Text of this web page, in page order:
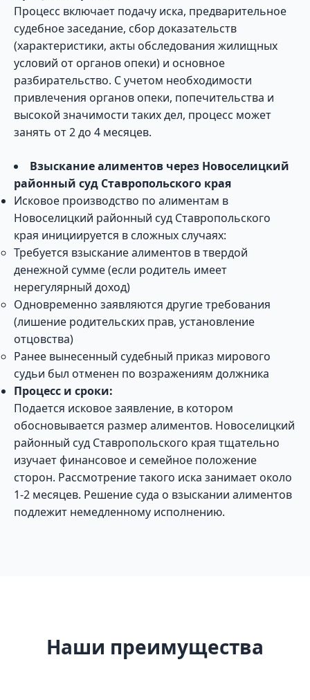
Процесс включает подачу иска, предварительное
судебное заседание, сбор доказательств
(характеристики, акты обследования жилищных
условий от органов опеки) и основное
разбирательство. С учетом необходимости
привлечения органов опеки, попечительства и
высокой значимости таких дел, процесс может
занять от 2 до 4 месяцев.
Взыскание алиментов через Новоселицкий
районный суд Ставропольского края
Исковое производство по алиментам в
Новоселицкий районный суд Ставропольского
края инициируется в сложных случаях:
Требуется взыскание алиментов в твердой
денежной сумме (если родитель имеет
нерегулярный доход)
Одновременно заявляются другие требования
(лишение родительских прав, установление
отцовства)
Ранее вынесенный судебный приказ мирового
судьи был отменен по возражениям должника
Процесс и сроки:
Подается исковое заявление, в котором
обосновывается размер алиментов. Новоселицкий
районный суд Ставропольского края тщательно
изучает финансовое и семейное положение
сторон. Рассмотрение такого иска занимает около
1-2 месяцев. Решение суда о взыскании алиментов
подлежит немедленному исполнению.
Наши преимущества